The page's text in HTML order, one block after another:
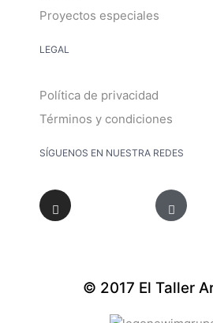
Proyectos especiales
LEGAL
Política de privacidad
Términos y condiciones
SÍGUENOS EN NUESTRA REDES
© 2017 El Taller